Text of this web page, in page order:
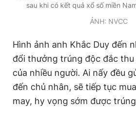
sau khi có kết quả xổ số miền
ẢNH: NVCC
Hình ảnh anh Khắc Duy đến
đổi thưởng trúng độc đắc
của nhiều người. Ai nấy đều
đến chủ nhân, sẽ tiếp tục
may, hy vọng sớm được